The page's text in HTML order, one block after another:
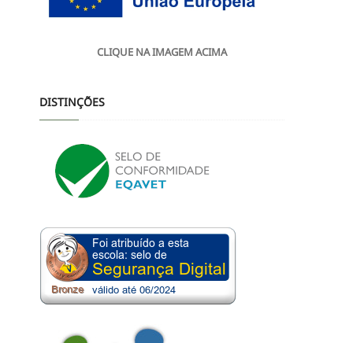
CLIQUE NA IMAGEM ACIMA
DISTINÇÕES